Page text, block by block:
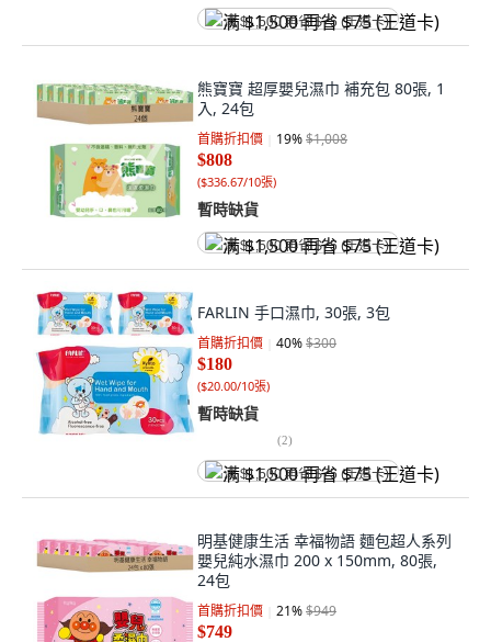
满 $1,500 再省 $75 (王道卡)
熊寶寶 超厚嬰兒濕巾 補充包 80張, 1
入, 24包
首購折扣價 19%$1,008
$808
($336.67/10張)
暫時缺貨
满 $1,500 再省 $75 (王道卡)
FARLIN 手口濕巾, 30張, 3包
首購折扣價 40%$300
$180
($20.00/10張)
暫時缺貨
(2)
满 $1,500 再省 $75 (王道卡)
明基健康生活 幸福物語 麵包超人系列
嬰兒純水濕巾 200 x 150mm, 80張,
24包
首購折扣價 21%$949
$749